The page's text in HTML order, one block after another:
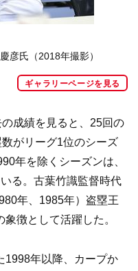
彦氏（2018年撮影）
ギャラリーページを見る
成績を見ると、25回の
がリーグ1位のシーズ
年を除くシーズンは、
る。古葉竹識監督時代
年、1985年）盗塁王
徴として活躍した。
年以降、カープか